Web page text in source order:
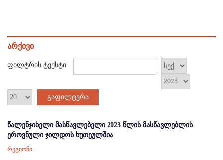
არქივი
ფილტრის ტექსტი
გაფილტვრა
წალენჯიხელი მასწავლებელი 2023 წლის მასწავლებლის
ეროვნული ჯილდოს ხუთეულშია
რეგიონი